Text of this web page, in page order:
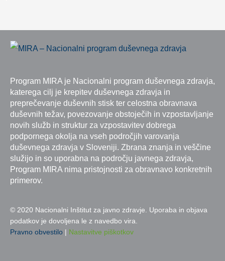
Program MIRA je Nacionalni program duševnega zdravja,
katerega cilj je krepitev duševnega zdravja in
preprečevanje duševnih stisk ter celostna obravnava
duševnih težav, povezovanje obstoječih in vzpostavljanje
novih služb in struktur za vzpostavitev dobrega
podpornega okolja na vseh področjih varovanja
duševnega zdravja v Sloveniji. Zbrana znanja in veščine
služijo in so uporabna na področju javnega zdravja,
Program MIRA nima pristojnosti za obravnavo konkretnih
primerov.
© 2020 Nacionalni Inštitut za javno zdravje. Uporaba in objava
podatkov je dovoljena le z navedbo vira.
Pravno obvestilo | Nastavitve piškotkov